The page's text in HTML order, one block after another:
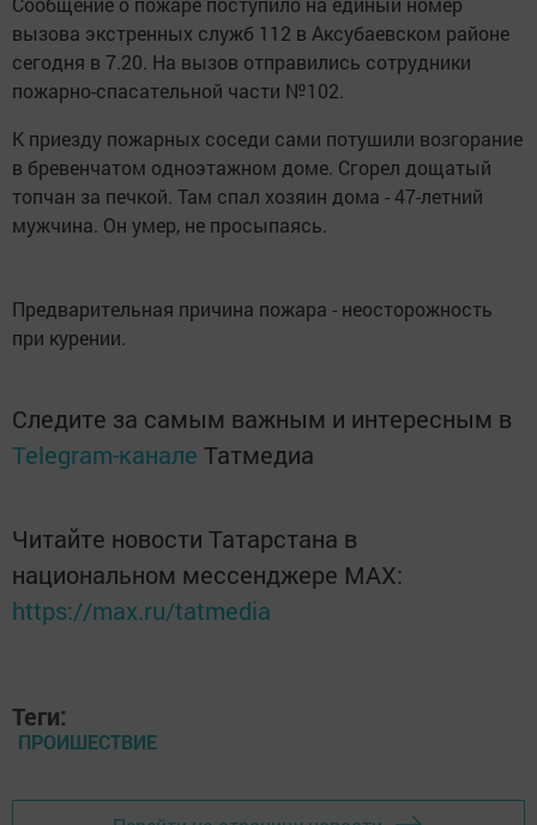
вызова экстренных служб 112 в Аксубаевском районе
сегодня в 7.20. На вызов отправились сотрудники
пожарно-спасательной части №102.
К приезду пожарных соседи сами потушили возгорание
в бревенчатом одноэтажном доме. Сгорел дощатый
топчан за печкой. Там спал хозяин дома - 47-летний
мужчина. Он умер, не просыпаясь.
Предварительная причина пожара - неосторожность
при курении.
Следите за самым важным и интересным в
Telegram-канале Татмедиа
Читайте новости Татарстана в
национальном мессенджере MАХ:
https://max.ru/tatmedia
Теги:
ПРОИШЕСТВИЕ